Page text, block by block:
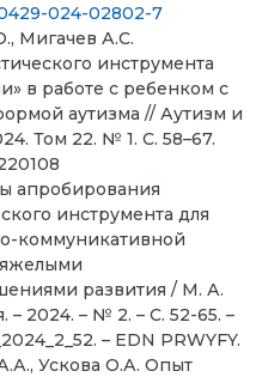
024-02802-7
Мигачев А.С.
инструмента
в работе с ребенком с
аутизма // Аутизм и
Том 22. № 1. С. 58–67.
апробирования
инструмента для
коммуникативной
развития / М. А.
– 2024. – № 2. – С. 52-65. –
– EDN PRWYFY.
Ускова О.А. Опыт